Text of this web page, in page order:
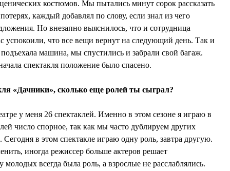
костюмов. Мы пытались минут сорок рассказать
каждый добавлял по слову, если знал из чего
Но внезапно выяснилось, что и сотрудница
успокоили, что все вещи вернут на следующий день. Так и
машина, мы спустились и забрали свой багаж.
спектакля положение было спасено.
«Дачники», сколько еще ролей ты сыграл?
у меня 26 спектаклей. Именно в этом сезоне я играю в
число спорное, так как мы часто дублируем других
в этом спектакле играю одну роль, завтра другую.
иногда режиссер больше актеров решает
молодых всегда была роль, а взрослые не расслаблялись.